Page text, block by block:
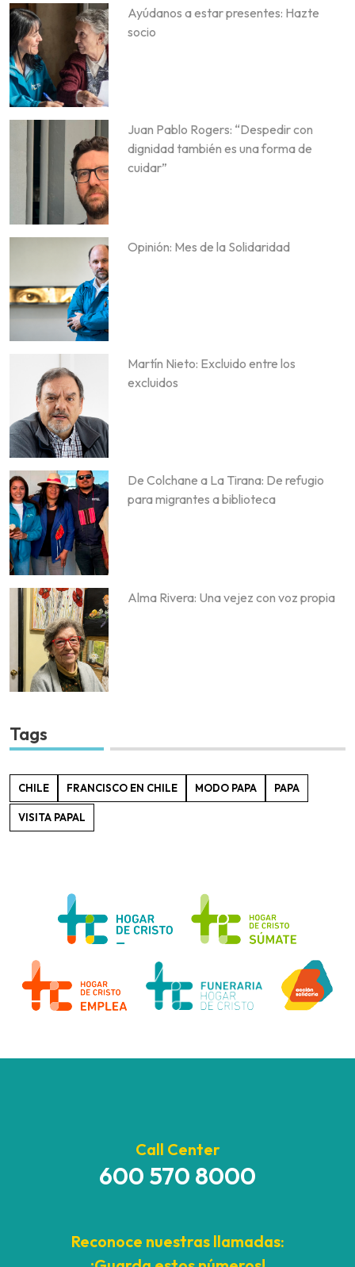
Ayúdanos a estar presentes: Hazte
socio
Juan Pablo Rogers: “Despedir con
dignidad también es una forma de
cuidar”
Opinión: Mes de la Solidaridad
Martín Nieto: Excluido entre los
excluidos
De Colchane a La Tirana: De refugio
para migrantes a biblioteca
Alma Rivera: Una vejez con voz propia
Tags
CHILE FRANCISCO EN CHILE MODO PAPA PAPA
VISITA PAPAL
Call Center
600 570 8000
Reconoce nuestras llamadas: